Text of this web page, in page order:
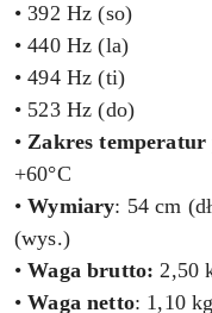
• 392 Hz (so)
• 440 Hz (la)
• 494 Hz (ti)
• 523 Hz (do)
•Zakres
+60°C
•Wymiary: 54 cm
(wys.)
•Waga brutto:2,50
• Waga netto: 1,10 kg